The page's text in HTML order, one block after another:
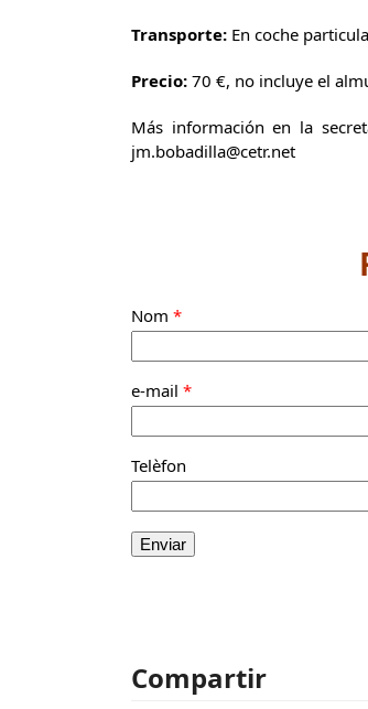
Transporte: En coche
Precio: 70 €, no incluye el
Más información en la
jm.bobadilla@cetr.net
Nom *
e-mail *
Telèfon
Compartir